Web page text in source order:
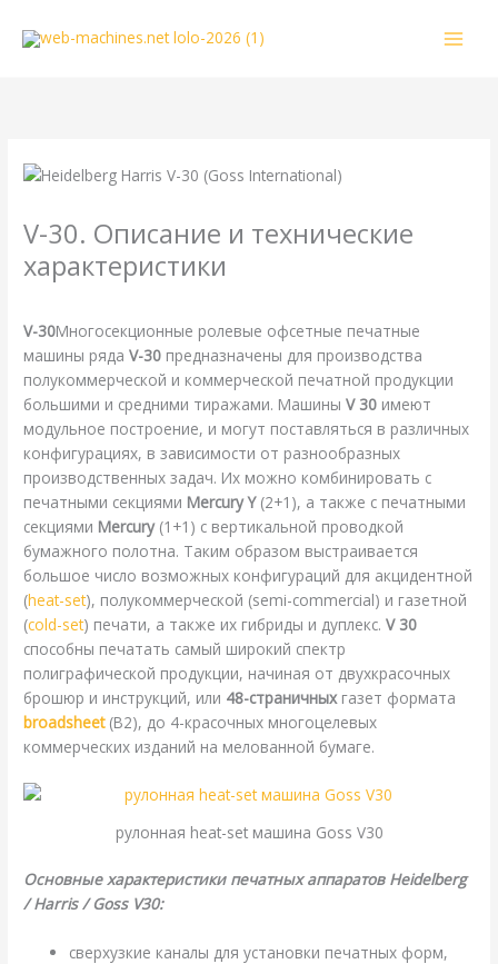
V-30. Описание и технические
характеристики
V-30Многосекционные ролевые офсетные печатные
машины рядаV-30 предназначены для производства
полукоммерческой и коммерческой печатной продукции
большими и средними тиражами. МашиныV 30 имеют
модульное построение, и могут поставляться в различных
конфигурациях, в зависимости от разнообразных
производственных задач. Их можно комбинировать с
печатными секциями Mercury Y(2+1), а также с печатными
секциями Mercury(1+1) с вертикальной проводкой
бумажного полотна. Таким образом выстраивается
большое число возможных конфигураций для акцидентной
(heat-set), полукоммерческой (semi-commercial) и газетной
(cold-set) печати, а также их гибриды и дуплекс.V 30
способны печатать самый широкий спектр
полиграфической продукции, начиная от двухкрасочных
брошюр и инструкций, или 48-страничныхгазет формата
broadsheet (B2), до 4-красочных многоцелевых
коммерческих изданий на мелованной бумаге.
рулонная heat-set машина Goss V30
Основные характеристики печатных аппаратов Heidelberg
/ Harris / Goss V30:
сверхузкие каналы для установки печатных форм,